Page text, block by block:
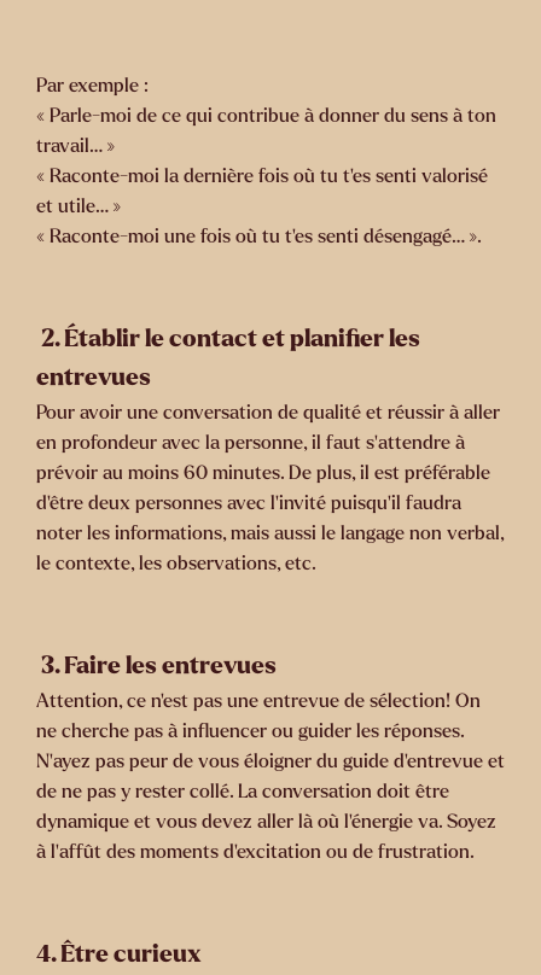
Par exemple :
« Parle-moi de ce qui contribue à donner du sens à ton
travail… »
« Raconte-moi la dernière fois où tu t’es senti valorisé
et utile… »
« Raconte-moi une fois où tu t’es senti désengagé… ».
2. Établir le contact et planifier les
entrevues
Pour avoir une conversation de qualité et réussir à aller
en profondeur avec la personne, il faut s’attendre à
prévoir au moins 60 minutes. De plus, il est préférable
d’être deux personnes avec l’invité puisqu’il faudra
noter les informations, mais aussi le langage non verbal,
le contexte, les observations, etc.
3. Faire les entrevues
Attention, ce n’est pas une entrevue de sélection! On
ne cherche pas à influencer ou guider les réponses.
N’ayez pas peur de vous éloigner du guide d’entrevue et
de ne pas y rester collé. La conversation doit être
dynamique et vous devez aller là où l’énergie va. Soyez
à l’affût des moments d’excitation ou de frustration.
4. Être curieux